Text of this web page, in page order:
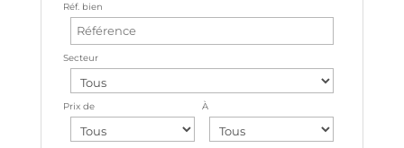
Réf. bien
Secteur
Prix de À